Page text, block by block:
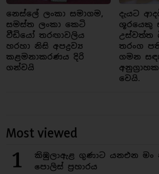
නෙස්ලේ ලංකා සමාගම,
සමස්ත ලංකා කෙටි
වීඩියෝ තරඟාවලිය
හරහා නිසි අපද්‍රව්‍ය
කළමනාකරණය දිරි
ගන්වයි
දැයට
ශූරයෙකු
උස්වත්ත
තරංග
ගමන
වෙයි.
Most viewed
1
කිඹුලාඇළ ගුණාට යනඑන මං
පොලිස් ප්‍රහාරය